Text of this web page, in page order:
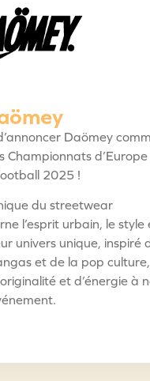
Daömey
Championnats
2025 !
du streetwear
l’esprit urbain, le style
univers unique, inspiré
et de la pop culture,
et d’énergie à